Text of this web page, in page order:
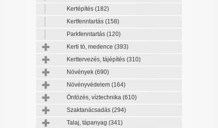
Kertépítés (182)
Kertfenntartás (158)
Parkfenntartás (120)
Kerti tó, medence (393)
Kerttervezés, tájépítés (310)
Növények (690)
Növényvédelem (164)
Öntözés, víztechnika (610)
Szaktanácsadás (294)
Talaj, tápanyag (341)